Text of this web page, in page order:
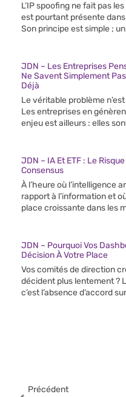
L’IP spoofing ne fait pas
est pourtant présente
Son principe est simple ;
JDN – Les Entreprises
Ne Savent Simplement
Déjà
Le véritable problème
Les entreprises en
enjeu est ailleurs : elles
JDN – IA Et ETF : Le
Consensus
À l’heure où l’intelligence
rapport à l’information et
place croissante dans les
JDN – Pourquoi Vos
Décision À Votre Place
Vos comités de direction
décident plus lentement ?
c’est l’absence d’accord
Précédent